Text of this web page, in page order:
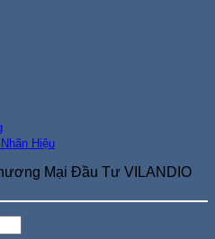
Hiệu
Mại Đầu Tư VILANDIO